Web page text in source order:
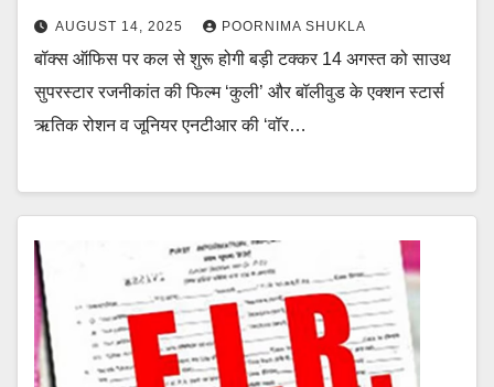
AUGUST 14, 2025 POORNIMA SHUKLA
बॉक्स ऑफिस पर कल से शुरू होगी बड़ी टक्कर 14 अगस्त को साउथ
सुपरस्टार रजनीकांत की फिल्म ‘कुली’ और बॉलीवुड के एक्शन स्टार्स
ऋतिक रोशन व जूनियर एनटीआर की ‘वॉर…